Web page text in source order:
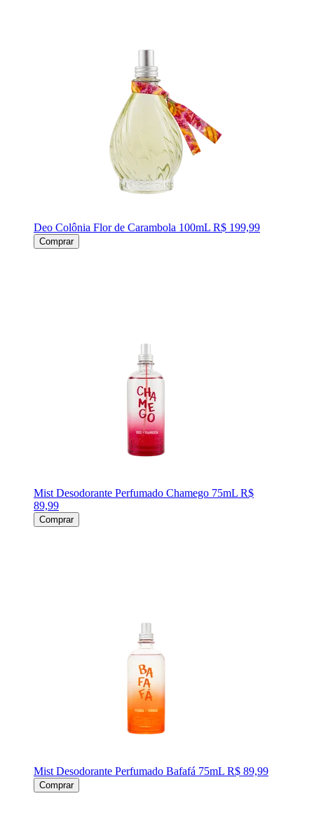
Deo Colônia Flor de Carambola 100mL R$ 199,99
Comprar
Mist Desodorante Perfumado Chamego 75mL R$
89,99
Comprar
Mist Desodorante Perfumado Bafafá 75mL R$ 89,99
Comprar